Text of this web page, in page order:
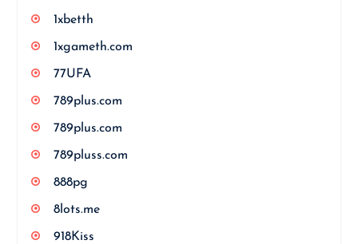
1xbetth
1xgameth.com
77UFA
789plus.com
789plus.com
789pluss.com
888pg
8lots.me
918Kiss